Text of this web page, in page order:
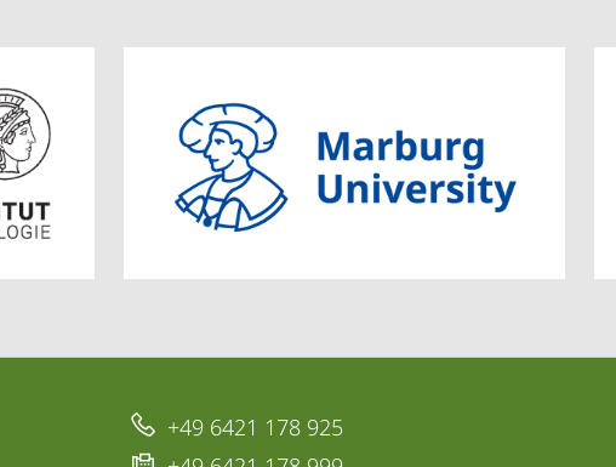
+49 6421 178 925